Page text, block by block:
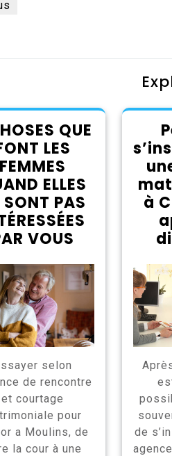
QUE
LES
FEMMES
ELLES
SONT PAS
VOUS
selon
de rencontre
et courtage
pour
a Moulins, de
la cour à une
à
de